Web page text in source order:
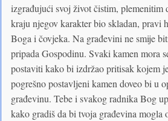
izgrađujući svoj život čistim, plemenitim
kraju njegov karakter bio skladan, pravi
Boga i čovjeka. Na građevini ne smije
pripada Gospodinu. Svaki kamen mora
postaviti kako bi izdržao pritisak kojem
pogrešno postavljeni kamen doveo bi u
građevinu. Tebe i svakog radnika Bog
kako gradiš da bi tvoja građevina mogla